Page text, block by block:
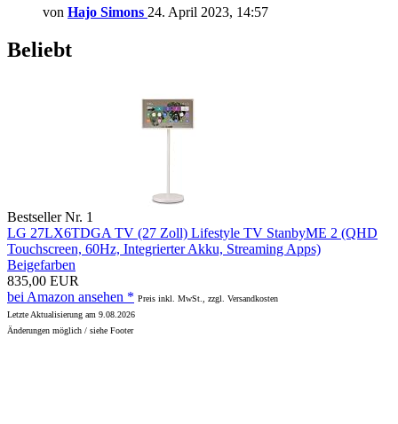
von Hajo Simons 24. April 2023, 14:57
Beliebt
Bestseller Nr. 1
LG 27LX6TDGA TV (27 Zoll) Lifestyle TV StanbyME 2 (QHD
Touchscreen, 60Hz, Integrierter Akku, Streaming Apps)
Beigefarben
835,00 EUR
bei Amazon ansehen * Preis inkl. MwSt., zzgl. Versandkosten
Letzte Aktualisierung am 9.08.2026
Änderungen möglich / siehe Footer